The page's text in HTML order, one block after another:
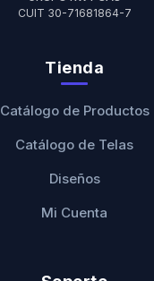
CUIT 30-71681864-7
Tienda
Catálogo de Productos
Catálogo de Telas
Diseños
Mi Cuenta